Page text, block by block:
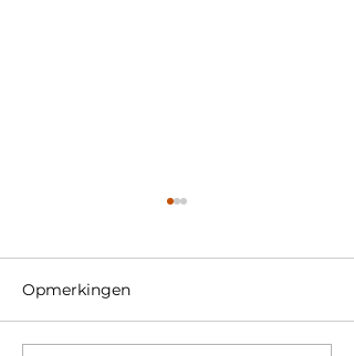
Opmerkingen